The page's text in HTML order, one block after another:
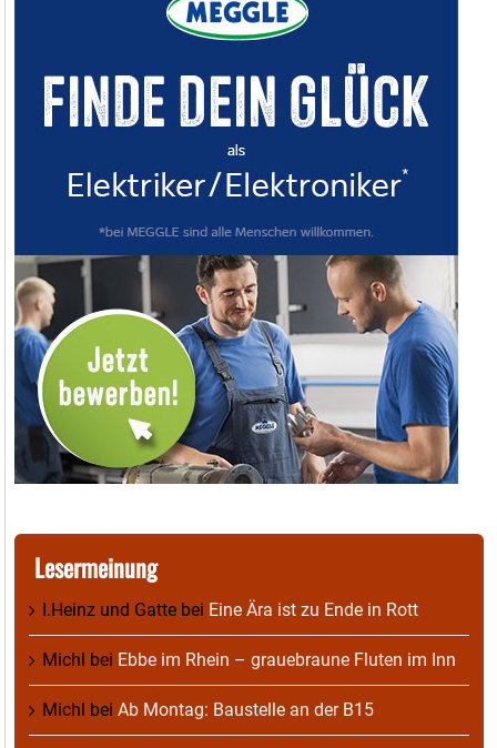
Lesermeinung
I.Heinz und Gatte bei Eine Ära ist zu Ende in Rott
Michl bei Ebbe im Rhein – grauebraune Fluten im Inn
Michl bei Ab Montag: Baustelle an der B15